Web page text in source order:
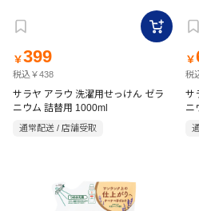
￥399
税込￥438
サラヤ アラウ 洗濯用せっけん ゼラ
ニウム 詰替用 1000ml
通常配送 / 店舗受取
￥
税
サ
ニ